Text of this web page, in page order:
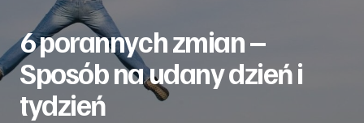
6 porannych zmian –
Sposób na udany dzień i
tydzień